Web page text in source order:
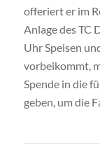
offeriert er im
Anlage des TC
Uhr Speisen
vorbeikommt,
Spende in die
geben, um die